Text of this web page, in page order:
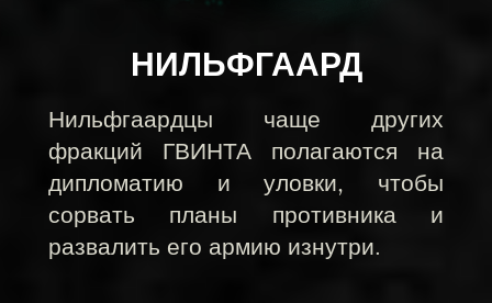
НИЛЬФГААРД
Нильфгаардцы чаще других
фракций ГВИНТА полагаются на
дипломатию и уловки, чтобы
сорвать планы противника и
развалить его армию изнутри.